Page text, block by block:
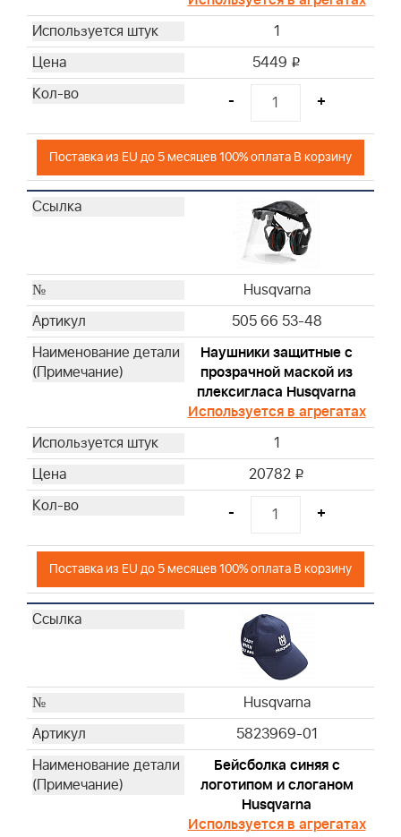
Briggs & Stratton
1
5449 i
- +
Поставка из EU до 5 месяцев 100% оплата В корзину
Husqvarna
505 66 53-48
Hаушники защитные с
прозрачной маской из
плексигласа Husqvarna
Используется в агрегатах
1
20782 i
- +
Поставка из EU до 5 месяцев 100% оплата В корзину
Husqvarna
5823969-01
Бейсболка синяя с
логотипом и слоганом
Husqvarna
Используется в агрегатах